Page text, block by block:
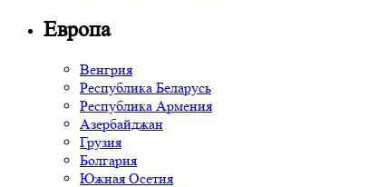
Европа
Венгрия
Республика Беларусь
Республика Армения
Азербайджан
Грузия
Болгария
Южная Осетия